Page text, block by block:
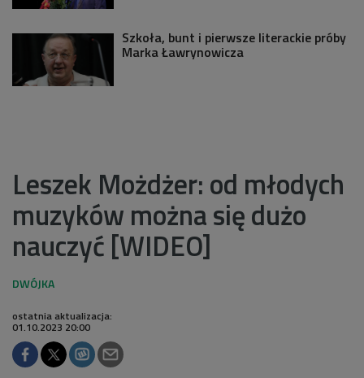
Szkoła, bunt i pierwsze literackie próby
Marka Ławrynowicza
Leszek Możdżer: od młodych
muzyków można się dużo
nauczyć [WIDEO]
ostatnia aktualizacja:
01.10.2023 20:00